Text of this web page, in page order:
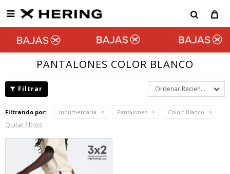

PANTALONES COLOR BLANCO
Recientes
Filtrando por: Indumentaria Pantalones Color: Blanco
Quitar filtros